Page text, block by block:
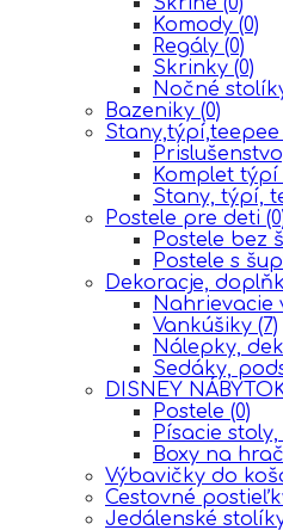
Komody (0)
Regály (0)
Skrinky (0)
Nočné
Bazeniky (0)
Stany,týpí,teepee
Komplet
Stany, týpí,
Postele pre deti
Postele bez
Postele s
Dekoracje,
Nahrievacie
Vankúšiky (7)
Nálepky,
Sedáky,
DISNEY
Postele (0)
Písacie
Boxy na
Výbavičky do
Cestovné
Jedálenské